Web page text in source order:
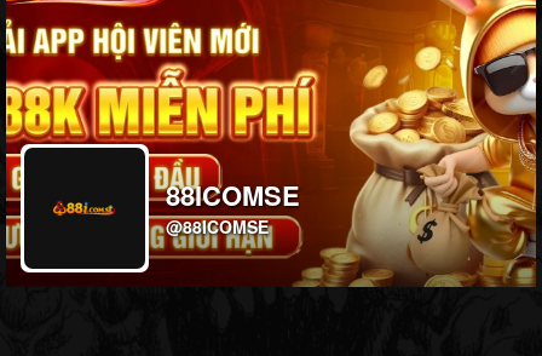
88ICOMSE
@88ICOMSE